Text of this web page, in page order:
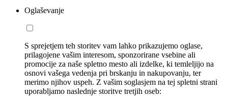
Oglaševanje
S sprejetjem teh storitev vam lahko prikazujemo oglase,
prilagojene vašim interesom, sponzorirane vsebine ali
promocije za naše spletno mesto ali izdelke, ki temleljijo na
osnovi vašega vedenja pri brskanju in nakupovanju, ter
merimo njihov uspeh. Z vašim soglasjem na tej spletni strani
uporabljamo naslednje storitve tretjih oseb: